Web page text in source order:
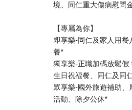
境、同仁重大傷病慰問
【專屬為你】
即享樂-同仁及家人用
餐*
獨享樂-正職加碼放鬆假
生日祝福餐、同仁及同
眾享樂-國外旅遊補助
活動、除夕公休*